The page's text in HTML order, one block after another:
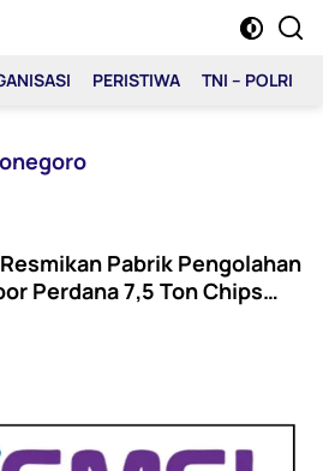
PERISTIWA TNI – POLRI
Pabrik Pengolahan
Perdana 7,5 Ton Chips